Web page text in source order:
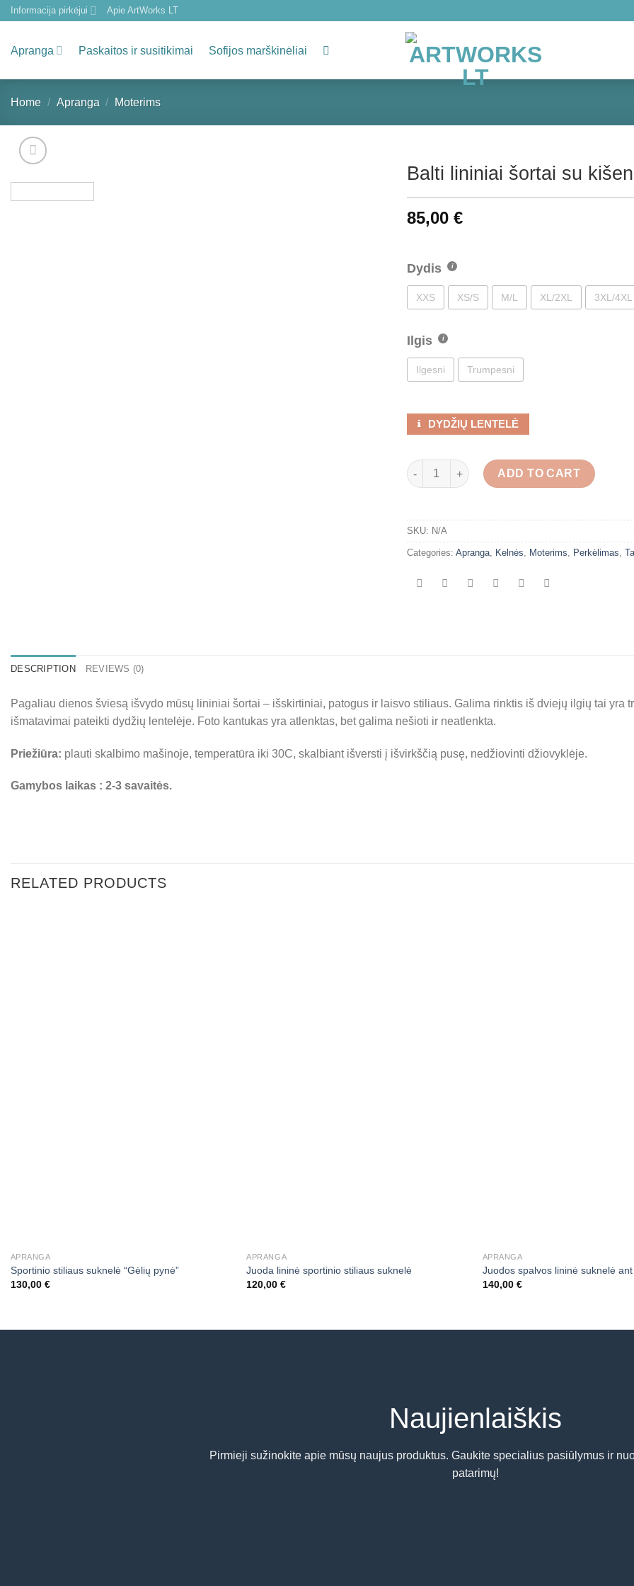
Skip
content
Informacija pirkėjui Apie ArtWorks LT
Apranga Paskaitos ir susitikimai Sofijos marškinėliai
Home / Apranga / Moterims
Balti lininiai šortai su
85,00 €
Dydis
XXS XS/S M/L XL/2XL 3XL/4XL
Ilgis
Ilgesni Trumpesni
DYDŽIŲ LENTELĖ
Balti lininiai šortai su kišenėmis quantity
ADD TO CART
SKU: N/A
Categories: Apranga Kelnės Moterims Perkėlimas
DESCRIPTION REVIEWS (0)
Pagaliau dienos šviesą išvydo mūsų lininiai šortai – išskirtiniai, patogus ir laisvo stiliaus. Galima rinktis iš dviejų ilgių tai yra
išmatavimai pateikti dydžių lentelėje. Foto kantukas yra atlenktas, bet galima nešioti ir neatlenkta.
Priežiūra: plauti skalbimo mašinoje, temperatūra iki 30C, skalbiant išversti į išvirkščią pusę, nedžiovinti džiovyklėje.
Gamybos laikas : 2-3 savaitės.
RELATED PRODUCTS
APRANGA
Sportinio stiliaus suknelė “Gėlių pynė”
130,00 €
APRANGA
Juoda lininė sportinio stiliaus suknelė
120,00€
APRANGA
Juodos spalvos lininė suknelė
140,00 €
Naujienlaiškis
Pirmieji sužinokite apie mūsų naujus produktus. Gaukite specialius pasiūlymus ir
patarimų!